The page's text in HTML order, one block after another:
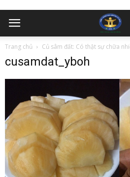
Trang chủ Củ sâm đất: Có thật sự chữa
cusamdat_yboh